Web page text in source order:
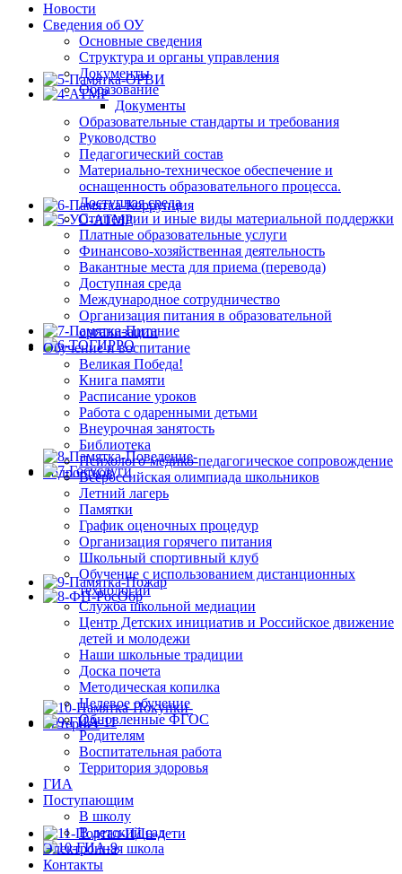
Новости
Сведения об ОУ
Основные сведения
Структура и органы управления
Документы
Образование
Документы
Образовательные стандарты и требования
Руководство
Педагогический состав
Материально-техническое обеспечение и
оснащенность образовательного процесса.
Доступная среда
Стипендии и иные виды материальной поддержки
Платные образовательные услуги
Финансово-хозяйственная деятельность
Вакантные места для приема (перевода)
Доступная среда
Международное сотрудничество
Организация питания в образовательной
организации
Обучение и воспитание
Великая Победа!
Книга памяти
Расписание уроков
Работа с одаренными детьми
Внеурочная занятость
Библиотека
Психолого-медико-педагогическое сопровождение
Всероссийская олимпиада школьников
Летний лагерь
Памятки
График оценочных процедур
Организация горячего питания
Школьный спортивный клуб
Обучение с использованием дистанционных
технологий
Служба школьной медиации
Центр Детских инициатив и Российское движение
детей и молодежи
Наши школьные традиции
Доска почета
Методическая копилка
Целевое обучение
Обновленные ФГОС
Родителям
Воспитательная работа
Территория здоровья
ГИА
Поступающим
В школу
В детский сад
Электронная школа
Контакты